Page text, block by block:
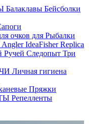
Балаклавы Бейсболки
очков для Рыбалки
AnglerIdeaFisherReplica
Ручей Следопыт Три
Личная гигиена
Пряжки
Репелленты